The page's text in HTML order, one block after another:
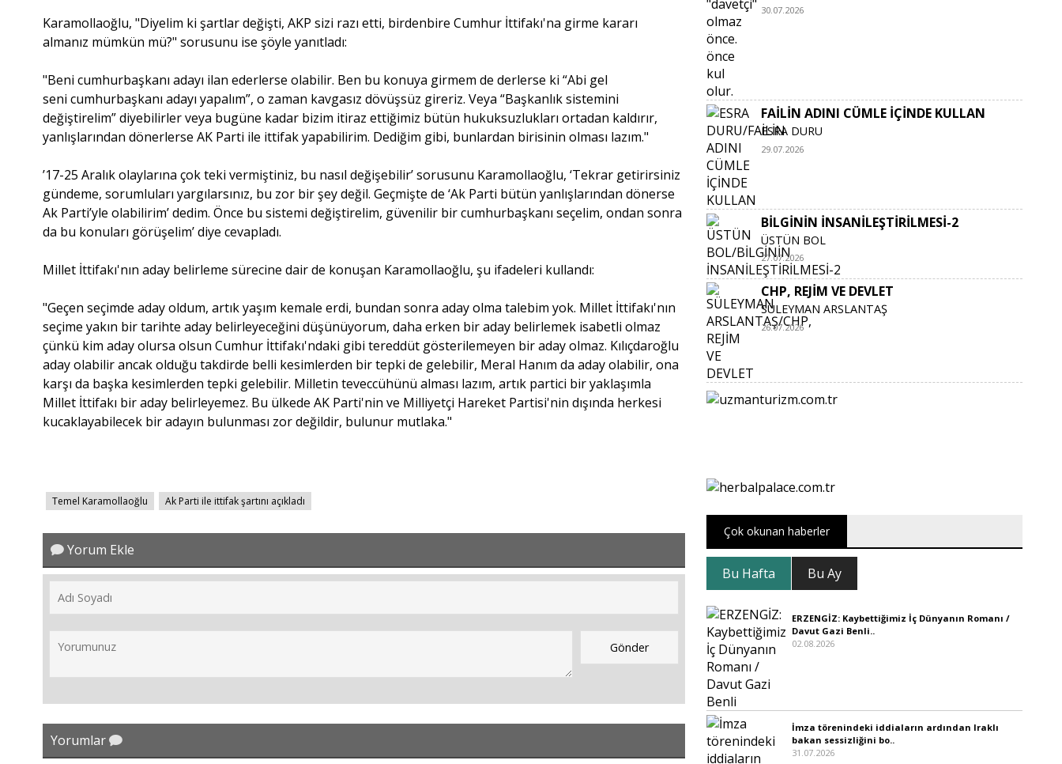
Karamollaoğlu, "Diyelim ki şartlar değişti, AKP sizi razı etti, birdenbire Cumhur İttifakı'na girme kararı
almanız mümkün mü?" sorusunu ise şöyle yanıtladı:
"Beni cumhurbaşkanı adayı ilan ederlerse olabilir. Ben bu konuya girmem de derlerse ki “Abi gel
seni cumhurbaşkanı adayı yapalım”, o zaman kavgasız dövüşsüz gireriz. Veya “Başkanlık sistemini
değiştirelim” diyebilirler veya bugüne kadar bizim itiraz ettiğimiz bütün hukuksuzlukları ortadan kaldırır,
yanlışlarından dönerlerse AK Parti ile ittifak yapabilirim. Dediğim gibi, bunlardan birisinin olması lazım."
’17-25 Aralık olaylarına çok teki vermiştiniz, bu nasıl değişebilir’ sorusunu Karamollaoğlu, ‘Tekrar getirirsiniz
gündeme, sorumluları yargılarsınız, bu zor bir şey değil. Geçmişte de ‘Ak Parti bütün yanlışlarından dönerse
Ak Parti’yle olabilirim’ dedim. Önce bu sistemi değiştirelim, güvenilir bir cumhurbaşkanı seçelim, ondan sonra
da bu konuları görüşelim’ diye cevapladı.
Millet İttifakı'nın aday belirleme sürecine dair de konuşan Karamollaoğlu, şu ifadeleri kullandı:
"Geçen seçimde aday oldum, artık yaşım kemale erdi, bundan sonra aday olma talebim yok. Millet İttifakı'nın
seçime yakın bir tarihte aday belirleyeceğini düşünüyorum, daha erken bir aday belirlemek isabetli olmaz
çünkü kim aday olursa olsun Cumhur İttifakı'ndaki gibi tereddüt gösterilemeyen bir aday olmaz. Kılıçdaroğlu
aday olabilir ancak olduğu takdirde belli kesimlerden bir tepki de gelebilir, Meral Hanım da aday olabilir, ona
karşı da başka kesimlerden tepki gelebilir. Milletin teveccühünü alması lazım, artık partici bir yaklaşımla
Millet İttifakı bir aday belirleyemez. Bu ülkede AK Parti'nin ve Milliyetçi Hareket Partisi'nin dışında herkesi
kucaklayabilecek bir adayın bulunması zor değildir, bulunur mutlaka."
Temel Karamollaoğlu Ak Parti ile ittifak şartını açıkladı
Yorum Ekle
Yorumlar
30.07.2026
FAİLİN ADINI CÜMLE İÇİNDE KULLAN
ESRA DURU
29.07.2026
BİLGİNİN İNSANİLEŞTİRİLMESİ-2
ÜSTÜN BOL
27.07.2026
CHP, REJİM VE DEVLET
SÜLEYMAN ARSLANTAŞ
26.07.2026
Çok okunan haberler
Bu Hafta Bu Ay
ERZENGİZ: Kaybettiğimiz İç Dünyanın Romanı /
Davut Gazi Benli..
02.08.2026
İmza törenindeki iddiaların ardından Iraklı
bakan sessizliğini bo..
31.07.2026